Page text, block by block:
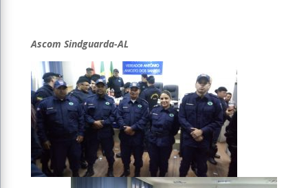
Ascom Sindguarda-AL